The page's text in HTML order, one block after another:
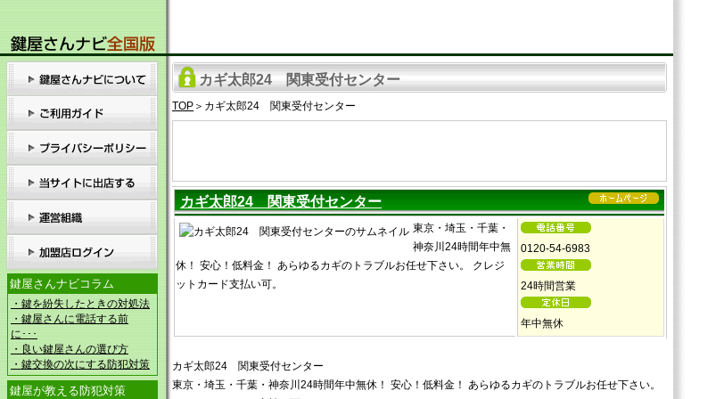
鍵屋さんナビコラム
・鍵を紛失したときの対処法
・鍵屋さんに電話する前
に･･･
・良い鍵屋さんの選び方
・鍵交換の次にする防犯対策
鍵屋が教える防犯対策
カギ太郎24 関東受付センター
TOP ＞カギ太郎24 関東受付センター
カギ太郎24 関東受付センター
東京・埼玉・千葉・
神奈川24時間年中無
休！ 安心！低料金！ あらゆるカギのトラブルお任せ下さい。 クレジ
ットカード支払い可。
0120-54-6983
24時間営業
年中無休
カギ太郎24 関東受付センター
東京・埼玉・千葉・神奈川24時間年中無休！ 安心！低料金！ あらゆるカギのトラブルお任せ下さい。